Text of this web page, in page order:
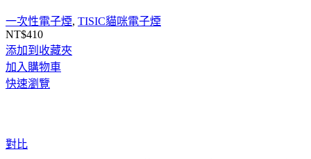
一次性電子煙, TISIC貓咪電子煙
NT$410
添加到收藏夾
加入購物車
快速瀏覽
對比